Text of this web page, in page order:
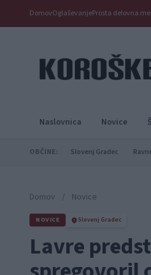
DomovOglaševanjeProsta delovna
Naslovnica Novice
OBČINE: Slovenj Gradec
Domov / Novice
NOVICE Slovenj Gradec
Lavre